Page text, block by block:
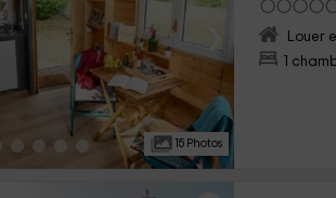
›
15 Photos
Louer
1